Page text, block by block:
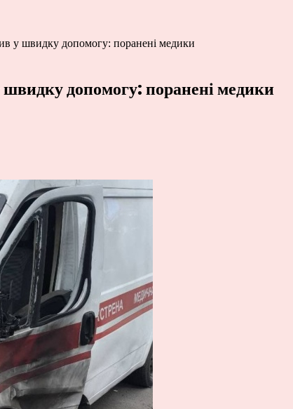
у швидку допомогу: поранені медики
допомогу: поранені медики